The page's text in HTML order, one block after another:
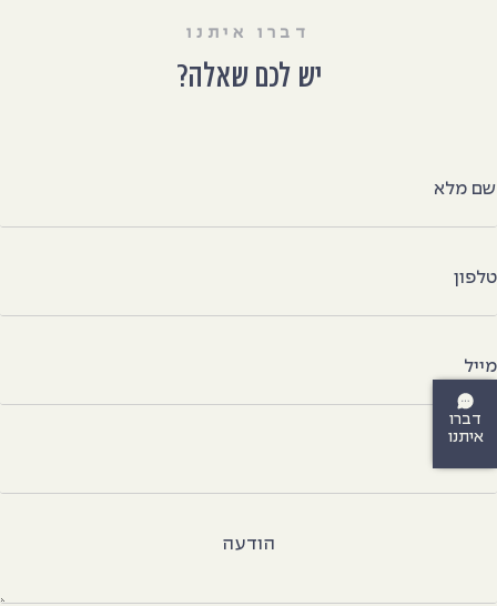
דברו איתנו
יש לכם שאלה?
שם מלא
טלפון
מייל
הודעה
דברו
איתנו